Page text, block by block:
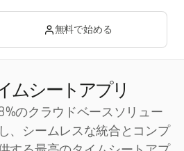
無料で始める
ムシートアプリ
のクラウドベースソリュー
、シームレスな統合とコンプ